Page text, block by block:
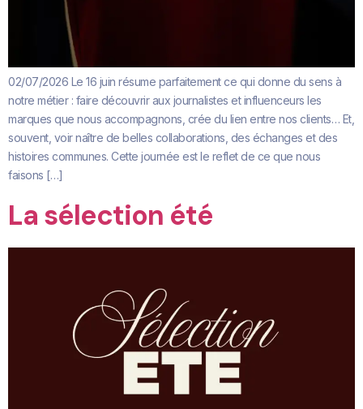
02/07/2026 Le 16 juin résume parfaitement ce qui donne du sens à
notre métier : faire découvrir aux journalistes et influenceurs les
marques que nous accompagnons, crée du lien entre nos clients… Et,
souvent, voir naître de belles collaborations, des échanges et des
histoires communes. Cette journée est le reflet de ce que nous
faisons […]
La sélection été